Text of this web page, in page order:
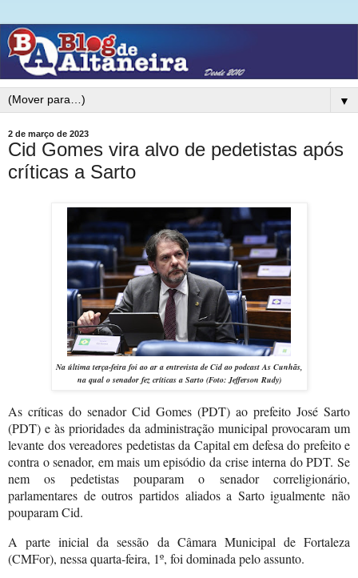
▼
2 de março de 2023
Cid Gomes vira alvo de pedetistas após
críticas a Sarto
Na última terça-feira foi ao ar a entrevista de Cid ao podcast As Cunhãs,
na qual o senador fez críticas a Sarto (Foto: Jefferson Rudy)
As críticas do senador Cid Gomes (PDT) ao prefeito José Sarto
(PDT) e às prioridades da administração municipal provocaram um
levante dos vereadores pedetistas da Capital em defesa do prefeito e
contra o senador, em mais um episódio da crise interna do PDT. Se
nem os pedetistas pouparam o senador correligionário,
parlamentares de outros partidos aliados a Sarto igualmente não
pouparam Cid.
A parte inicial da sessão da Câmara Municipal de Fortaleza
(CMFor), nessa quarta-feira, 1º, foi dominada pelo assunto.